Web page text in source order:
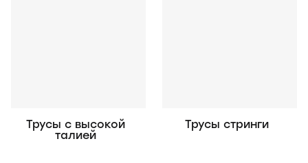
Трусы с высокой
талией
Трусы стринги